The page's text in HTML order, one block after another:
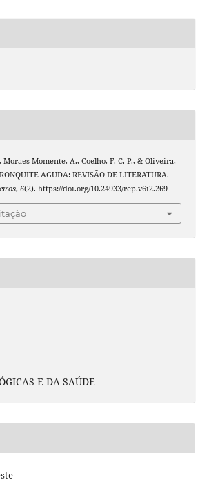
Momente, A., Coelho, F. C. P., & Oliveira,
AGUDA: REVISÃO DE LITERATURA.
, 6(2). https://doi.org/10.24933/rep.v6i2.269
E DA SAÚDE